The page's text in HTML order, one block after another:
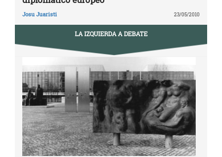
Josu Juaristi 23/05/2010
LA IZQUIERDA A DEBATE